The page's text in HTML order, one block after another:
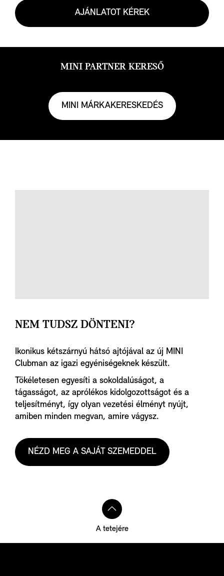
AJÁNLATOT KÉREK
MINI PARTNER KERESŐ
MINI MÁRKAKERESKEDÉS
NEM TUDSZ DÖNTENI?
Ikonikus kétszárnyú hátsó ajtójával az új MINI
Clubman az igazi egyéniségeknek készült.
Tökéletesen egyesíti a sokoldalúságot, a
tágasságot, az aprólékos kidolgozottságot és a
teljesítményt, így olyan vezetési élményt nyújt,
amiben minden megvan, amire vágysz.
NÉZD MEG A SAJÁT SZEMEDDEL
A tetejére